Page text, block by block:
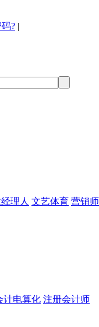
? |
理人 文艺体育 营销
计电算化 注册会计师